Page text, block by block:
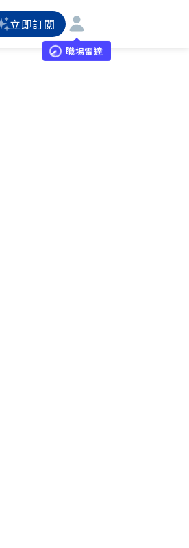
立即訂閱
職場雷達